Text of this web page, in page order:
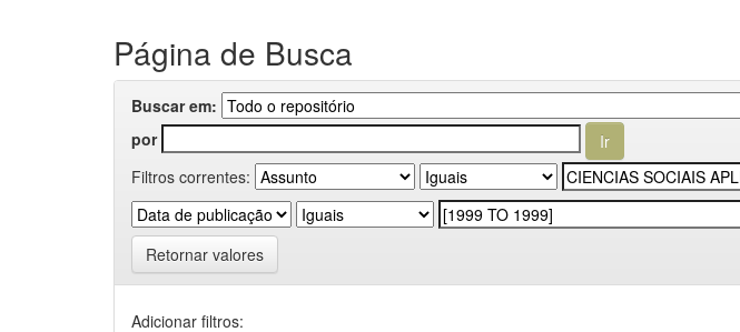
Página de Busca
Buscar em:
por
Filtros correntes:
Retornar valores
Adicionar filtros: